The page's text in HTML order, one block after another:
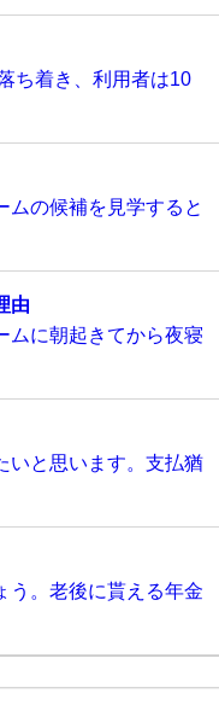
ち着き、利用者は10
ムの候補を見学すると
由
ムに朝起きてから夜寝
いと思います。支払猶
う。老後に貰える年金